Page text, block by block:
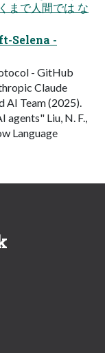
まで人間では な
Selena -
- GitHub
Claude
AI Team (2025).
Liu, N. F.,
Language